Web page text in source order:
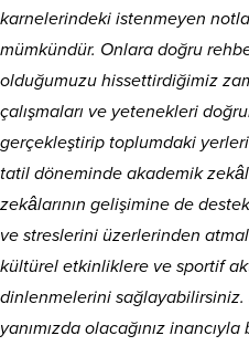
karnelerindeki istenmeyen
mümkündür. Onlara doğru
olduğumuzu hissettirdiğimiz
çalışmaları ve yetenekleri
gerçekleştirip toplumdaki
tatil döneminde akademik
zekâlarının gelişimine de
ve streslerini üzerlerinden
kültürel etkinliklere ve sportif
dinlenmelerini
yanımızda olacağınız